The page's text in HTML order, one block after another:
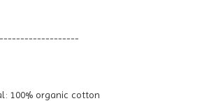
100% organic cotton